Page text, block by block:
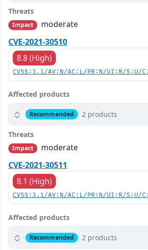
Threats
Impact
moderate
CVE-2021-30510
8.8 (High)
CVSS:3.1/AV:N/AC:L/PR:N/UI:R/S:U/
Affected products
Recommended 2 products
Threats
Impact
moderate
CVE-2021-30511
8.1 (High)
CVSS:3.1/AV:N/AC:L/PR:N/UI:R/S:U/
Affected products
Recommended 2 products